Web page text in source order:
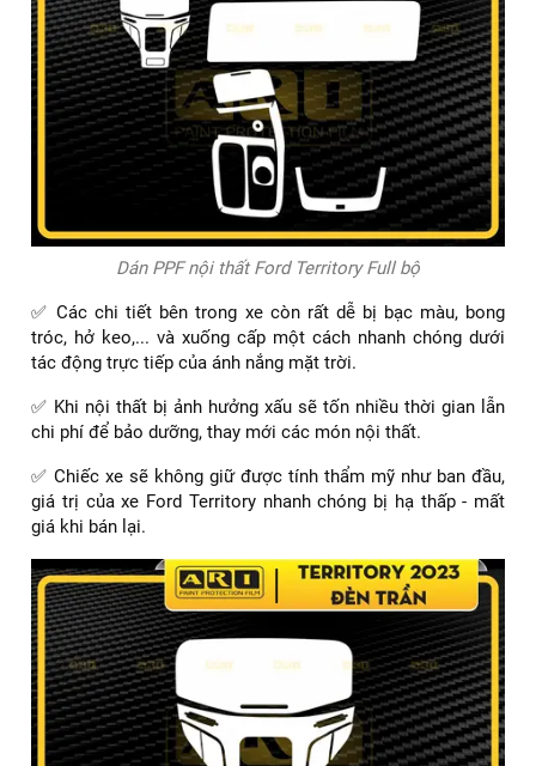
Dán PPF nội thất Ford Territory Full bộ
✅ Các chi tiết bên trong xe còn rất dễ bị bạc màu, bong
tróc, hở keo,... và xuống cấp một cách nhanh chóng dưới
tác động trực tiếp của ánh nắng mặt trời.
✅ Khi nội thất bị ảnh hưởng xấu sẽ tốn nhiều thời gian lẫn
chi phí để bảo dưỡng, thay mới các món nội thất.
✅ Chiếc xe sẽ không giữ được tính thẩm mỹ như ban đầu,
giá trị của xe Ford Territory nhanh chóng bị hạ thấp - mất
giá khi bán lại.